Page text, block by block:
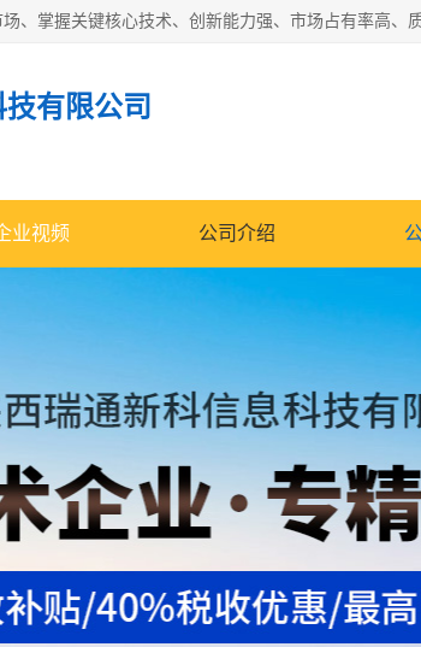
有限公司
业视频 公司介绍